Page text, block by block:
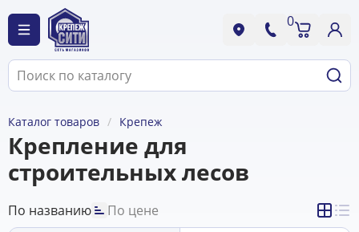
0
Каталог товаров Крепеж
Крепление для
строительных лесов
По названию
По цене